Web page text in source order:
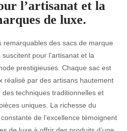
l’artisanat et la
de luxe.
remarquables des sacs de marque
suscitent pour l’artisanat et la
prestigieuses. Chaque sac est
réalisé par des artisans hautement
techniques traditionnelles et
uniques. La richesse du
de l’excellence témoignent